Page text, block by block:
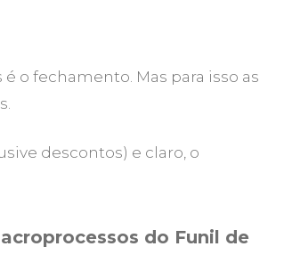
o fechamento. Mas para isso as
descontos) e claro, o
do Funil de